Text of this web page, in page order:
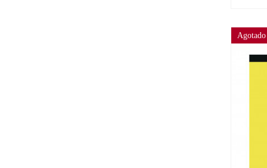
Agotado